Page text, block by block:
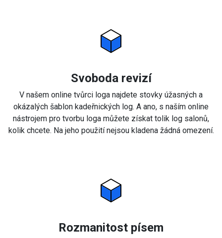
Svoboda revizí
V našem online tvůrci loga najdete stovky úžasných a
okázalých šablon kadeřnických log. A ano, s naším online
nástrojem pro tvorbu loga můžete získat tolik log salonů,
kolik chcete. Na jeho použití nejsou kladena žádná omezení.
Rozmanitost písem